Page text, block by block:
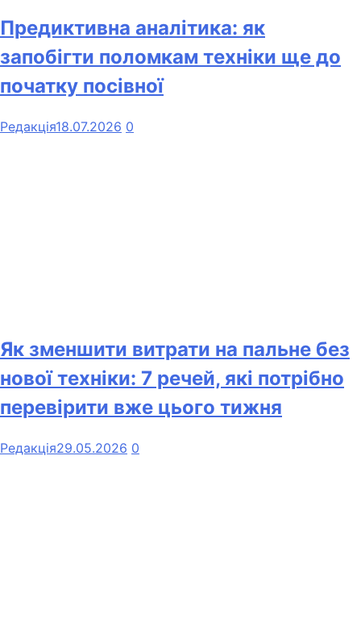
Предиктивна аналітика: як
запобігти поломкам техніки ще до
початку посівної
Редакція18.07.2026 0
Як зменшити витрати на пальне без
нової техніки: 7 речей, які потрібно
перевірити вже цього тижня
Редакція29.05.2026 0